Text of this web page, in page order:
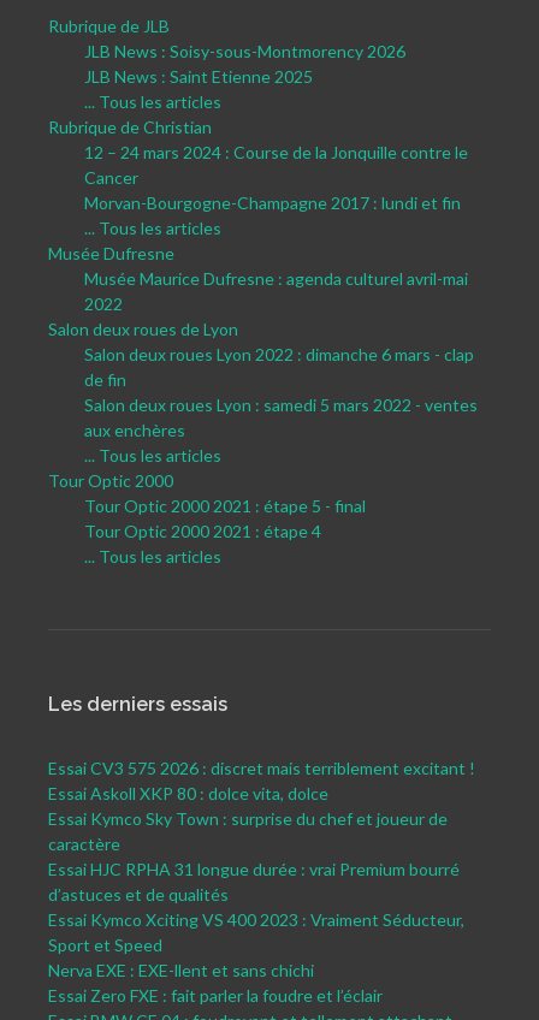
Rubrique de JLB
JLB News : Soisy-sous-Montmorency 2026
JLB News : Saint Etienne 2025
... Tous les articles
Rubrique de Christian
12 – 24 mars 2024 : Course de la Jonquille contre le
Cancer
Morvan-Bourgogne-Champagne 2017 : lundi et fin
... Tous les articles
Musée Dufresne
Musée Maurice Dufresne : agenda culturel avril-mai
2022
Salon deux roues de Lyon
Salon deux roues Lyon 2022 : dimanche 6 mars - clap
de fin
Salon deux roues Lyon : samedi 5 mars 2022 - ventes
aux enchères
... Tous les articles
Tour Optic 2000
Tour Optic 2000 2021 : étape 5 - final
Tour Optic 2000 2021 : étape 4
... Tous les articles
Les derniers essais
Essai CV3 575 2026 : discret mais terriblement excitant !
Essai Askoll XKP 80 : dolce vita, dolce
Essai Kymco Sky Town : surprise du chef et joueur de
caractère
Essai HJC RPHA 31 longue durée : vrai Premium bourré
d’astuces et de qualités
Essai Kymco Xciting VS 400 2023 : Vraiment Séducteur,
Sport et Speed
Nerva EXE : EXE-llent et sans chichi
Essai Zero FXE : fait parler la foudre et l’éclair